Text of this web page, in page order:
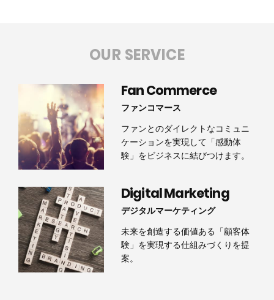
OUR SERVICE
Fan Commerce
ファンコマース
ファンとのダイレクトなコミュニ
ケーションを実現して「感動体
験」をビジネスに結びつけます。
Digital Marketing
デジタルマーケティング
未来を創造する価値ある「顧客体
験」を実現する仕組みづくりを提
案。